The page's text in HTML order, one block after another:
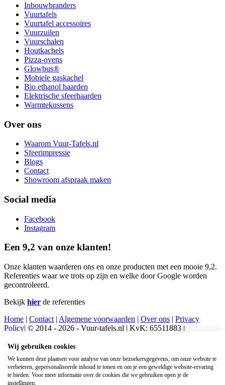
Inbouwbranders
Vuurtafels
Vuurtafel accessoires
Vuurzuilen
Vuurschalen
Houtkachels
Pizza-ovens
Glowbus®
Mobiele gaskachel
Bio ethanol haarden
Elektrische sfeerhaarden
Warmtekussens
Over ons
Waarom Vuur-Tafels.nl
Sfeerimpressie
Blogs
Contact
Showroom afspraak maken
Social media
Facebook
Instagram
Een 9,2 van onze klanten!
Onze klanten waarderen ons en onze producten met een mooie 9,2.
Referenties waar we trots op zijn en welke door Google worden
gecontroleerd.
Bekijk hier de referenties
Home | Contact | Algemene voorwaarden | Over ons | Privacy
Policy| © 2014 - 2026 - Vuur-tafels.nl | KvK: 65511883 |
Vuurtafel Juke vierkant Vuurtafel River vierkant
Scroll naar bovenzijde
AARDGASAANSLUITING INFORMATIE
Wij gebruiken cookies
We kunnen deze plaatsen voor analyse van onze bezoekersgegevens, om onze website te
verbeteren, gepersonaliseerde inhoud te tonen en om je een geweldige website-ervaring
te bieden. Voor meer informatie over de cookies die we gebruiken open je de
instellingen.